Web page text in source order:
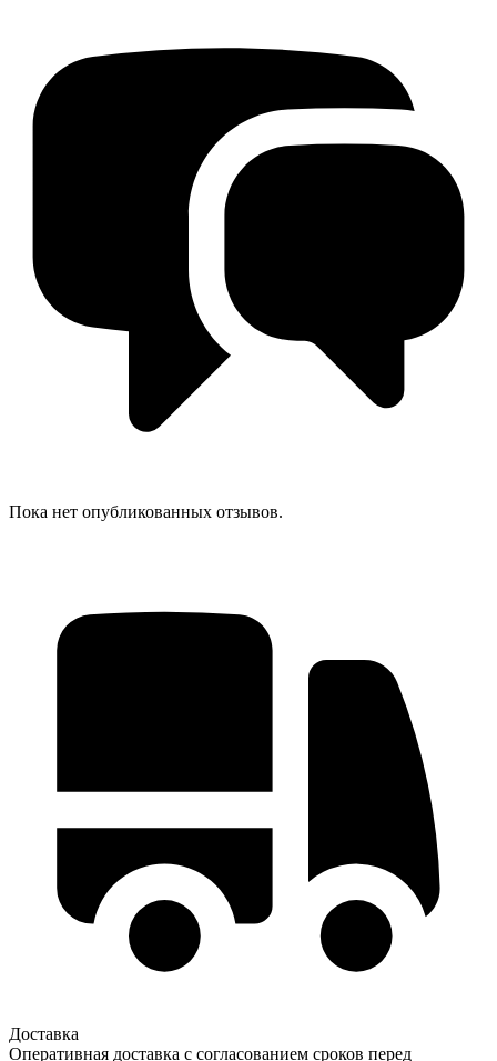
Пока нет опубликованных отзывов.
Доставка
Оперативная доставка с согласованием сроков перед